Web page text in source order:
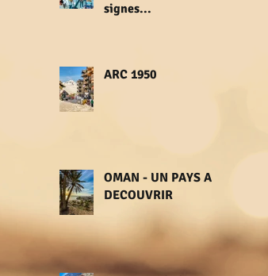
signes...
ARC 1950
OMAN - UN PAYS A
DECOUVRIR